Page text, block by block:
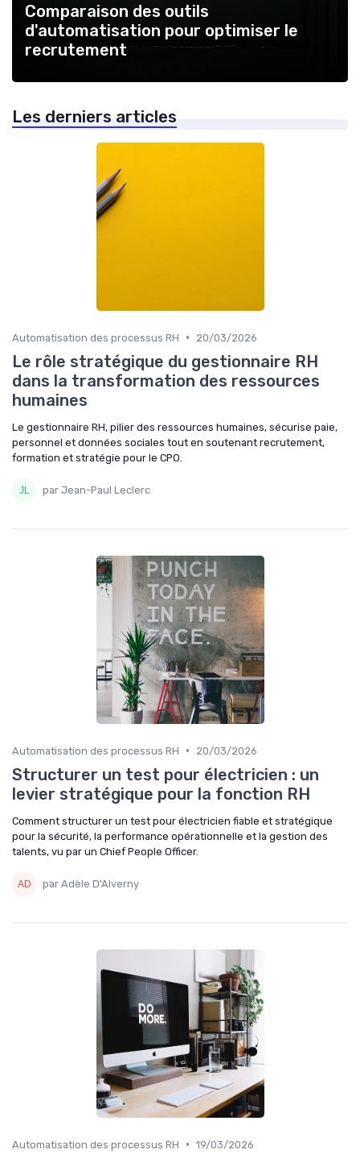
Comparaison des outils
d'automatisation pour optimiser le
recrutement
Les derniers articles
Automatisation des processus RH • 20/03/2026
Le rôle stratégique du gestionnaire RH
dans la transformation des ressources
humaines
Le gestionnaire RH, pilier des ressources humaines, sécurise paie,
personnel et données sociales tout en soutenant recrutement,
formation et stratégie pour le CPO.
par Jean-Paul Leclerc
Automatisation des processus RH • 20/03/2026
Structurer un test pour électricien : un
levier stratégique pour la fonction RH
Comment structurer un test pour électricien fiable et stratégique
pour la sécurité, la performance opérationnelle et la gestion des
talents, vu par un Chief People Officer.
par Adèle D'Alverny
Automatisation des processus RH • 19/03/2026